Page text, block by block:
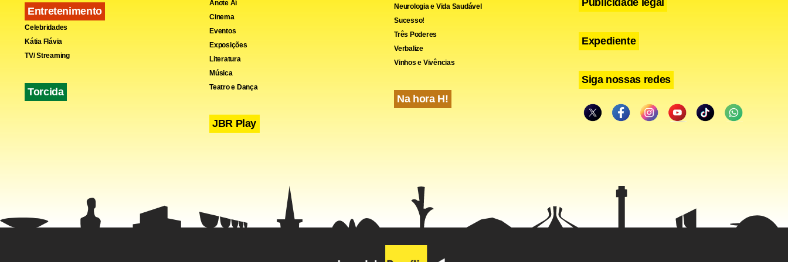
Outro confronto esperado será realizado em Madri, onde Espanha e Dinamarca duelam
Entretenimento
Celebridades
Kátia Flávia
TV/ Streaming
Torcida
Anote Aí
Cinema
Eventos
Exposições
Literatura
Música
Teatro e Dança
JBR Play
Neurologia e Vida Saudável
Sucesso!
Três Poderes
Verbalize
Vinhos e Vivências
Na hora H!
Expediente
Siga nossas redes